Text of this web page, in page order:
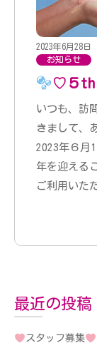
2023年6月28日
お知らせ
♡５
いつも、訪
きまして、
2023年６月
年を迎える
ご利用いた
最近の投稿
スタッフ募集